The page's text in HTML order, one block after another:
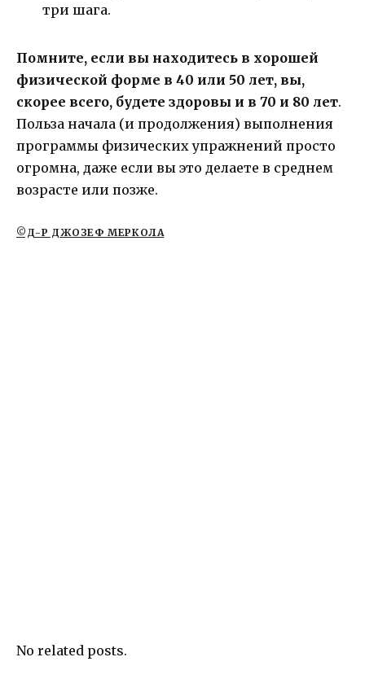
три шага.
Помните, если вы находитесь в хорошей
физической форме в 40 или 50 лет, вы,
скорее всего, будете здоровы и в 70 и 80 лет.
Польза начала (и продолжения) выполнения
программы физических упражнений просто
огромна, даже если вы это делаете в среднем
возрасте или позже.
©Д-Р ДЖОЗЕФ МЕРКОЛА
No related posts.